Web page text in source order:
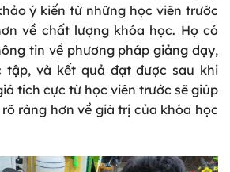
ý kiến từ những học viên trước
về chất lượng khóa học. Họ có
tin về phương pháp giảng dạy,
tập, và kết quả đạt được sau khi
tích cực từ học viên trước sẽ giúp
ràng hơn về giá trị của khóa học